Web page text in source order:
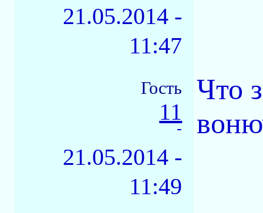
21.05.2014 -
11:47
Гость
11
-
21.05.2014 -
11:49
Что